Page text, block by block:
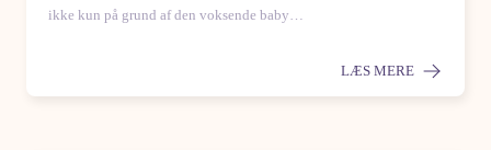
ikke kun på grund af den voksende baby…
LÆS MERE